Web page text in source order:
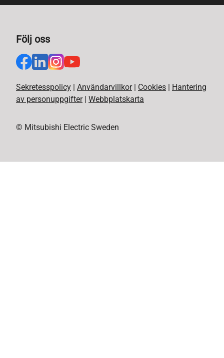
Följ oss
Sekretesspolicy | Användarvillkor | Cookies | Hantering
av personuppgifter | Webbplatskarta
© Mitsubishi Electric Sweden